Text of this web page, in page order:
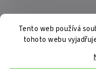
Tento web používá
tohoto webu